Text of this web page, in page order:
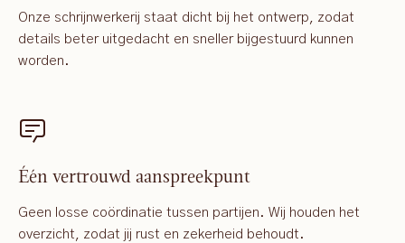
Onze schrijnwerkerij staat dicht bij het ontwerp, zodat
details beter uitgedacht en sneller bijgestuurd kunnen
worden.
Één vertrouwd aanspreekpunt
Geen losse coördinatie tussen partijen. Wij houden het
overzicht, zodat jij rust en zekerheid behoudt.